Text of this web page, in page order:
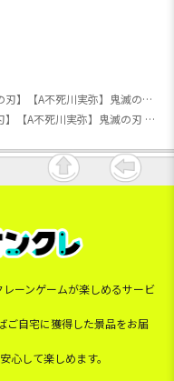
【鬼滅の刃】【A不死川実弥】鬼滅の刃 ぬいぷりけmini4
【鬼滅の刃】【A不死川実弥】鬼滅の刃 ぬいぷりけmini4
ーンゲームが楽しめるサービ
ご自宅に獲得した景品をお届
心して楽しめます。